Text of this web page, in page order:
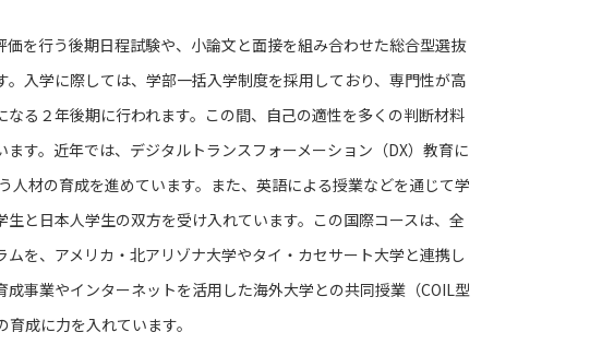
を行う後期日程試験や、小論文と面接を組み合わせた総合型選抜
入学に際しては、学部一括入学制度を採用しており、専門性が高
る２年後期に行われます。この間、自己の適性を多くの判断材料
す。近年では、デジタルトランスフォーメーション（DX）教育に
人材の育成を進めています。また、英語による授業などを通じて学
と日本人学生の双方を受け入れています。この国際コースは、全
を、アメリカ・北アリゾナ大学やタイ・カセサート大学と連携し
事業やインターネットを活用した海外大学との共同授業（COIL型
成に力を入れています。